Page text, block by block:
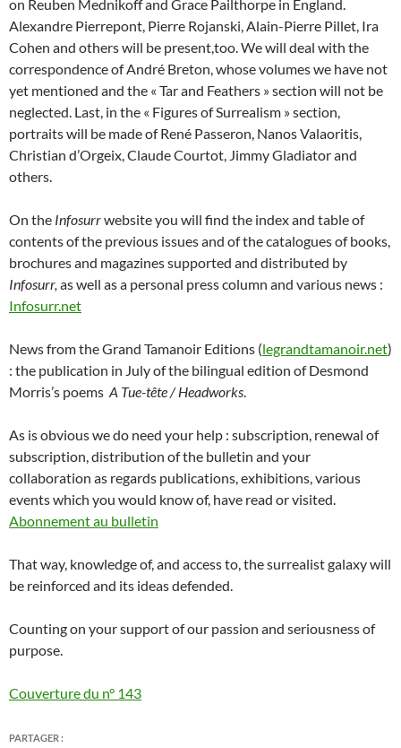
on Reuben Mednikoff and Grace Pailthorpe in England.
Alexandre Pierrepont, Pierre Rojanski, Alain-Pierre Pillet, Ira
Cohen and others will be present,too. We will deal with the
correspondence of André Breton, whose volumes we have not
yet mentioned and the « Tar and Feathers » section will not be
neglected. Last, in the « Figures of Surrealism » section,
portraits will be made of René Passeron, Nanos Valaoritis,
Christian d’Orgeix, Claude Courtot, Jimmy Gladiator and
others.
On the Infosurrwebsite you will find the index and table of
contents of the previous issues and of the catalogues of books,
brochures and magazines supported and distributed by
Infosurr, as well as a personal press column and various news :
Infosurr.net
News from the Grand Tamanoir Editions (legrandtamanoir.net)
: the publication in July of the bilingual edition of Desmond
Morris’s poems A Tue-tête / Headworks.
As is obvious we do need your help : subscription, renewal of
subscription, distribution of the bulletin and your
collaboration as regards publications, exhibitions, various
events which you would know of, have read or visited.
Abonnement au bulletin
That way, knowledge of, and access to, the surrealist galaxy will
be reinforced and its ideas defended.
Counting on your support of our passion and seriousness of
purpose.
Couverture du n° 143
PARTAGER :